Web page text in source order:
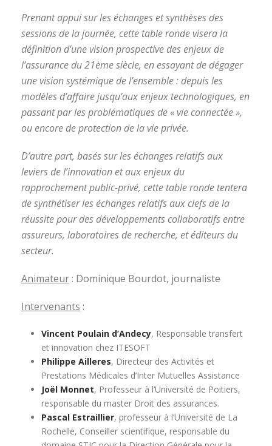
Prenant appui sur les échanges et synthèses des
sessions de la journée, cette table ronde visera la
définition d’une vision prospective des enjeux de
l’assurance du 21ème siècle, en essayant de dégager
une vision systémique de l’ensemble : depuis les
modèles d’affaire jusqu’aux enjeux technologiques, en
passant par les problématiques de « vie connectée »,
ou encore de protection de la vie privée.
D’autre part, basés sur les échanges relatifs aux
leviers de l’innovation et aux enjeux du
rapprochement public-privé, cette table ronde tentera
de synthétiser les échanges relatifs aux clefs de la
réussite pour des développements collaboratifs entre
assureurs, laboratoires de recherche, et éditeurs du
secteur.
Animateur: Dominique Bourdot, journaliste
Intervenants :
Vincent Poulain d’Andecy, Responsable transfert
et innovation chez ITESOFT
Philippe Ailleres, Directeur des Activités et
Prestations Médicales d’Inter Mutuelles Assistance
Joël Monnet, Professeur à l’Université de Poitiers,
responsable du master Droit des assurances.
Pascal Estraillier, professeur à l’Université de La
Rochelle, Conseiller scientifique, responsable du